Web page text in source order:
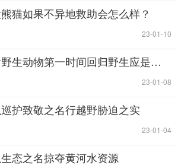
猫如果不异地救助会怎么样？
| 23-01-10
涉案活野生动物第一时间回归野生应是办案首要目标
| 23-01-08
护致敬之名行越野胁迫之实
| 23-01-04
态之名掠夺黄河水资源